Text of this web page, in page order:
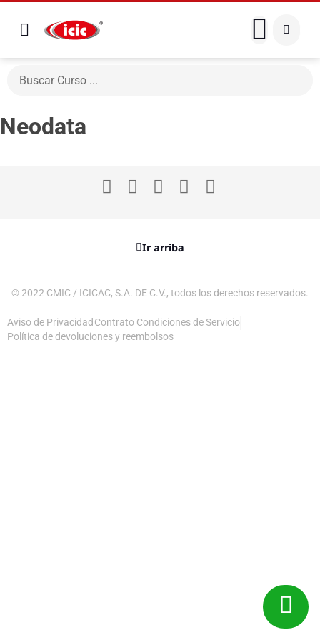
Neodata
Ir arriba
© 2022 CMIC / ICICAC, S.A. DE C.V., todos los derechos reservados.
Aviso de Privacidad Contrato Condiciones de Servicio
Política de devoluciones y reembolsos